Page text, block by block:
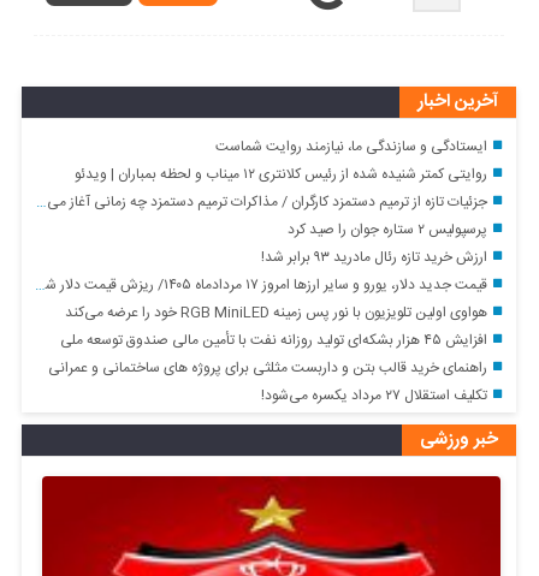
آخرین اخبار
ایستادگی و سازندگی ما، نیازمند روایت شماست
روایتی کمتر شنیده شده از رئیس کلانتری ۱۲ میناب و لحظه بمباران | ویدئو
جزئیات تازه از ترمیم دستمزد کارگران / مذاکرات ترمیم دستمزد چه زمانی آغاز می‌شود؟
پرسپولیس ۲ ستاره جوان را صید کرد
ارزش خرید تازه رئال مادرید ۹۳ برابر شد!
قیمت جدید دلار، یورو و سایر ارزها امروز ۱۷ مردادماه ۱۴۰۵/ ریزش قیمت دلار شدت گرفت + جدول
هواوی اولین تلویزیون با نور پس زمینه RGB MiniLED خود را عرضه می‌کند
افزایش ۴۵ هزار بشکه‌ای تولید روزانه نفت با تأمین مالی صندوق توسعه ملی
راهنمای خرید قالب بتن و داربست مثلثی برای پروژه های ساختمانی و عمرانی
تکلیف استقلال ۲۷ مرداد یکسره می‌شود!
خبر ورزشی